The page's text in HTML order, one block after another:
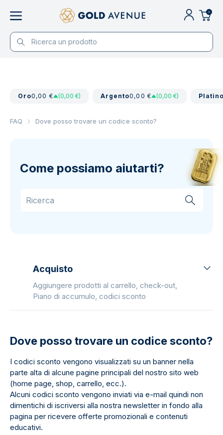
0
Oro0,00 € (0,00 €) Argento0,00 € (0,00 €)
FAQ Dove posso trovare un codice sconto?
Come possiamo aiutarti?
Acquisto
Aggiungere prodotti al carrello, check-out,
Piano di accumulo, codici sconto
Dove posso trovare un codice sconto?
I codici sconto vengono visualizzati su un banner nella
parte alta di alcune pagine principali del nostro sito web
(home page, shop, carrello, ecc.).
Alcuni codici sconto vengono inviati via e-mail quindi non
dimentichi di iscriversi alla nostra newsletter in fondo alla
pagina per ricevere offerte promozionali e contenuti
educativi.